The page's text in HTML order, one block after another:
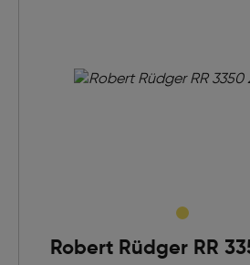
Robert Rüdger RR